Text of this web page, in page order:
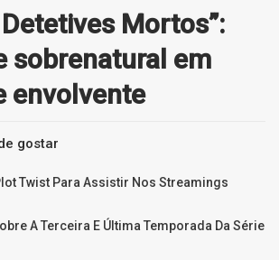
Mortos”:
sobrenatural em
envolvente
gostar
Twist Para Assistir Nos Streamings
A Terceira E Última Temporada Da Série